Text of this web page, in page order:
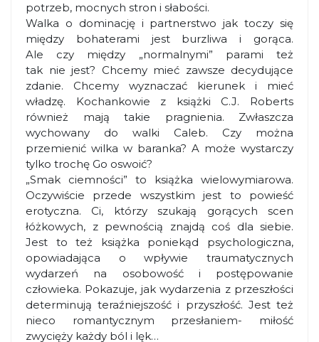
potrzeb, mocnych stron i słabości.
Walka o dominację i partnerstwo jak toczy się
między bohaterami jest burzliwa i gorąca.
Ale czy między „normalnymi” parami też
tak nie jest? Chcemy mieć zawsze decydujące
zdanie. Chcemy wyznaczać kierunek i mieć
władzę. Kochankowie z książki C.J. Roberts
również mają takie pragnienia. Zwłaszcza
wychowany do walki Caleb. Czy można
przemienić wilka w baranka? A może wystarczy
tylko trochę Go oswoić?
„Smak ciemności” to książka wielowymiarowa.
Oczywiście przede wszystkim jest to powieść
erotyczna. Ci, którzy szukają gorących scen
łóżkowych, z pewnością znajdą coś dla siebie.
Jest to też książka poniekąd psychologiczna,
opowiadająca o wpływie traumatycznych
wydarzeń na osobowość i postępowanie
człowieka. Pokazuje, jak wydarzenia z przeszłości
determinują teraźniejszość i przyszłość. Jest też
nieco romantycznym przesłaniem- miłość
zwycięży każdy ból i lęk…